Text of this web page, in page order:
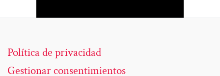
Política de privacidad
Gestionar consentimientos